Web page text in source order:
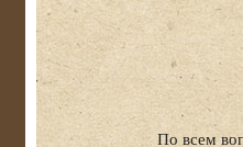
По всем